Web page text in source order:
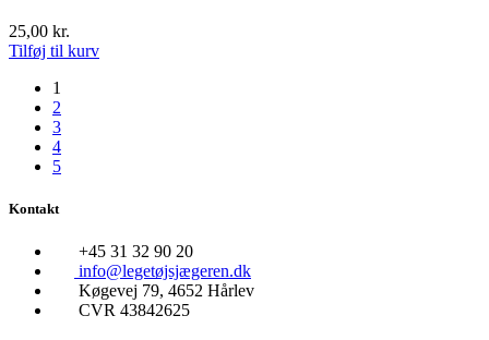
25,00 kr.
Tilføj til kurv
1
2
3
4
5
Kontakt
+45 31 32 90 20
info@legetøjsjægeren.dk
Køgevej 79, 4652 Hårlev
CVR 43842625